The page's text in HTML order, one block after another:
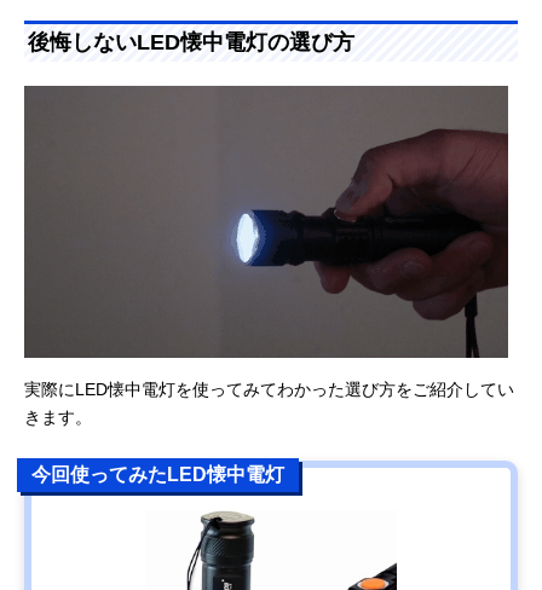
後悔しないLED懐中電灯の選び方
実際にLED懐中電灯を使ってみてわかった選び方をご紹介してい
きます。
今回使ってみたLED懐中電灯